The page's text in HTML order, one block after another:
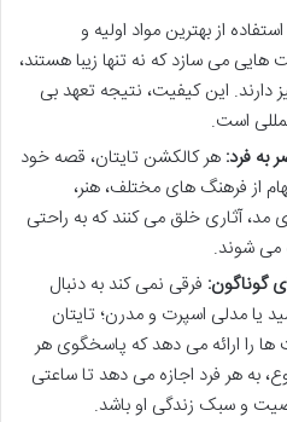
استفاده از بهترین مواد اولیه و
هایی می سازد که نه تنها زیبا هستند،
دارند. این کیفیت، نتیجه تعهد بی
است.
به فرد: هر کالکشن تایتان، قصه خود
از فرهنگ های مختلف، هنر،
آثاری خلق می کنند که به راحتی
می شوند.
گوناگون: فرقی نمی کند به دنبال
یا مدلی اسپرت و مدرن؛ تایتان
را ارائه می دهد که پاسخگوی هر
به هر فرد اجازه می دهد تا ساعتی
و سبک زندگی او باشد.